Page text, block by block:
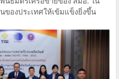
ของประเทศให้เข้มแข็งยิ่งขึ้น